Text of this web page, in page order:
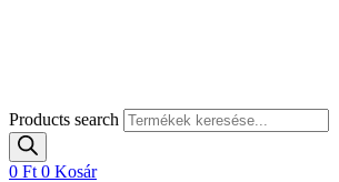
Products search
0 Ft 0 Kosár